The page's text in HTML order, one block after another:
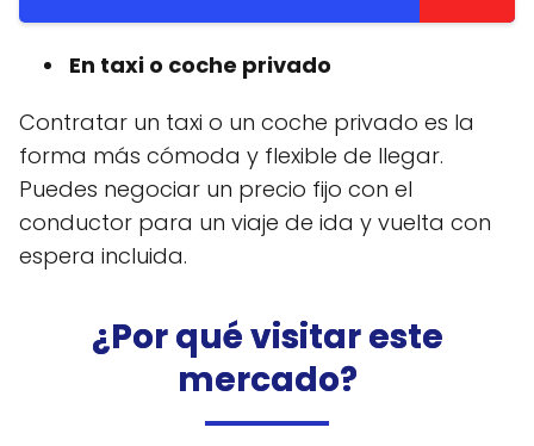
En taxi o coche privado
Contratar un taxi o un coche privado es la
forma más cómoda y flexible de llegar.
Puedes negociar un precio fijo con el
conductor para un viaje de ida y vuelta con
espera incluida.
¿Por qué visitar este
mercado?